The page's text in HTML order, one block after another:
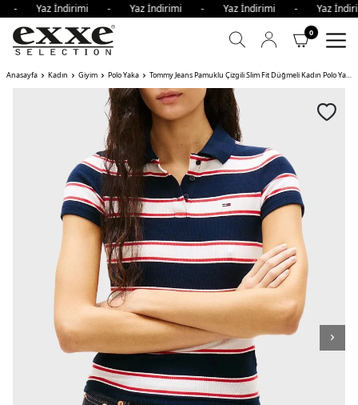
- Yaz İndirimi - Yaz İndirimi - Yaz İndirimi - Yaz
0
Anasayfa Kadın Giyim Polo Yaka Tommy Jeans Pamuklu Çizgili Slim Fit Düğmeli Kadın Polo Yaka T Shirt